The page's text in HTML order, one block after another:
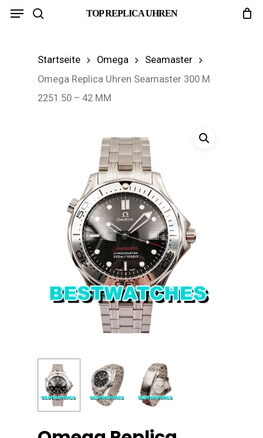
Skip
TOP REPLICA UHREN
Menu
Startseite Omega
Seamaster
Omega Replica Uhren Seamaster 300 M
2251.50 – 42 MM